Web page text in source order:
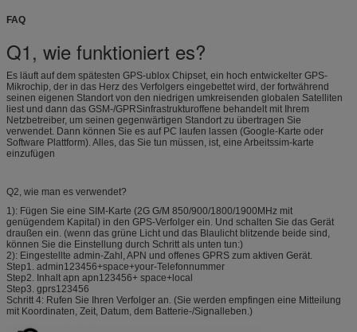
FAQ
Q1, wie funktioniert es?
Es läuft auf dem spätesten GPS-ublox Chipset, ein hoch entwickelter GPS-
Mikrochip, der in das Herz des Verfolgers eingebettet wird, der fortwährend
seinen eigenen Standort von den niedrigen umkreisenden globalen Satelliten
liest und dann das GSM-/GPRSinfrastrukturoffene behandelt mit Ihrem
Netzbetreiber, um seinen gegenwärtigen Standort zu übertragen Sie
verwendet. Dann können Sie es auf PC laufen lassen (Google-Karte oder
Software Plattform). Alles, das Sie tun müssen, ist, eine Arbeitssim-karte
einzufügen
Q2, wie man es verwendet?
1): Fügen Sie eine SIM-Karte (2G G/M 850/900/1800/1900MHz mit
genügendem Kapital) in den GPS-Verfolger ein. Und schalten Sie das Gerät
draußen ein. (wenn das grüne Licht und das Blaulicht blitzende beide sind,
können Sie die Einstellung durch Schritt als unten tun:)
2): Eingestellte admin-Zahl, APN und offenes GPRS zum aktiven Gerät.
Step1. admin123456+space+your-Telefonnummer
Step2. Inhalt apn apn123456+ space+local
Step3. gprs123456
Schritt 4: Rufen Sie Ihren Verfolger an. (Sie werden empfingen eine Mitteilung
mit Koordinaten, Zeit, Datum, dem Batterie-/Signalleben.)